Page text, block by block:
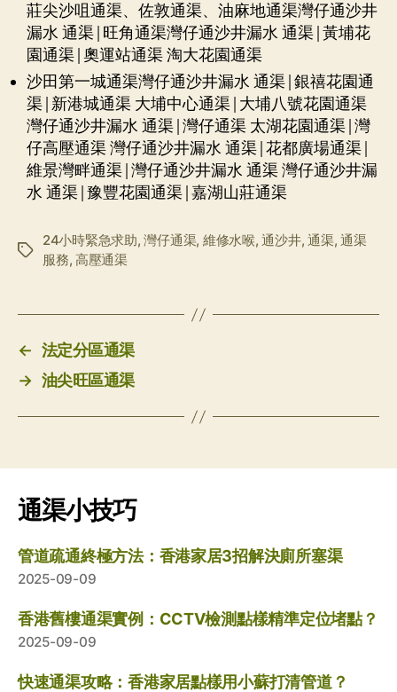
莊尖沙咀通渠、佐敦通渠、油麻地通渠灣仔通沙井
漏水 通渠|旺角通渠灣仔通沙井漏水 通渠|黃埔花
園通渠|奧運站通渠 淘大花園通渠
沙田第一城通渠灣仔通沙井漏水 通渠|銀禧花園通
渠|新港城通渠 大埔中心通渠|大埔八號花園通渠
灣仔通沙井漏水 通渠|灣仔通渠 太湖花園通渠|灣
仔高壓通渠 灣仔通沙井漏水 通渠|花都廣場通渠|
維景灣畔通渠|灣仔通沙井漏水 通渠 灣仔通沙井漏
水 通渠|豫豐花園通渠|嘉湖山莊通渠
标
24小時緊急求助,灣仔通渠, 維修水喉,通沙井,通渠,通渠
服務, 高壓通渠
← 法定分區通渠
→ 油尖旺區通渠
通渠小技巧
管道疏通終極方法：香港家居3招解決廁所塞渠
2025-09-09
香港舊樓通渠實例：CCTV檢測點樣精準定位堵點？
2025-09-09
快速通渠攻略：香港家居點樣用小蘇打清管道？